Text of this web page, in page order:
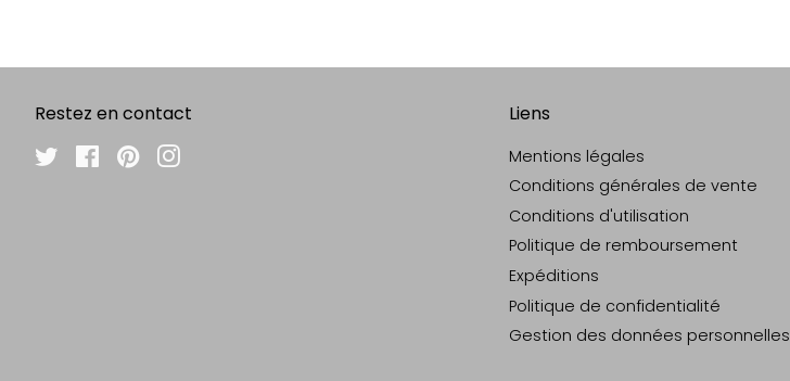
Restez en contact
Twitter Facebook
Pinterest
Liens
Mentions légales
Conditions générales de vente
Conditions d'utilisation
Politique de remboursement
Expéditions
Politique de confidentialité
Gestion des données personnelles